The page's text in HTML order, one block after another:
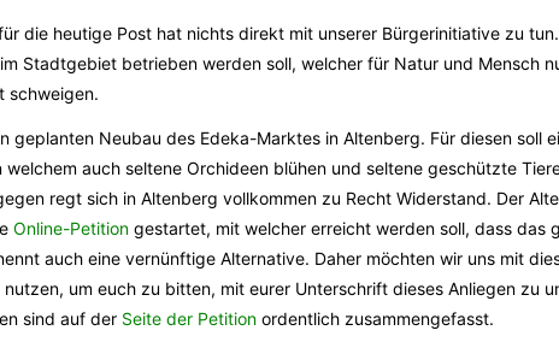
die heutige Post hat nichts direkt mit unserer Bürgerinitiative zu
Stadtgebiet betrieben werden soll, welcher für Natur und Mensch
schweigen.
geplanten Neubau des Edeka-Marktes in Altenberg. Für diesen soll
welchem auch seltene Orchideen blühen und seltene geschützte
regt sich in Altenberg vollkommen zu Recht Widerstand. Der
Online-Petition gestartet, mit welcher erreicht werden soll, dass das
auch eine vernünftige Alternative. Daher möchten wir uns mit
nutzen, um euch zu bitten, mit eurer Unterschrift dieses Anliegen zu
sind auf der Seite der Petition ordentlich zusammengefasst.